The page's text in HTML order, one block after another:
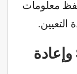
حفظ معلومات
التعيين.
إلغاء تثبيت Spotify وإعادة